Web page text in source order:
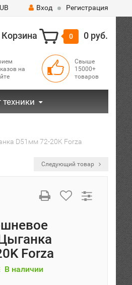
Вход Регистрация
Корзина 0 0 руб.
на
Свыше
15000+
товаров
D51мм 72-20K Forza
Следующий товар
Forza
В наличии